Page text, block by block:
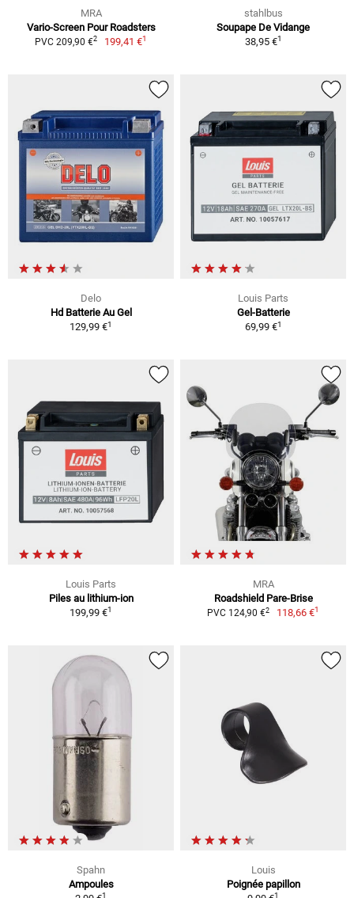
MRA
Vario-Screen Pour Roadsters
PVC 209,90 €2 199,41 €1
stahlbus
Soupape De Vidange
38,95 €1
Delo
Hd Batterie Au Gel
129,99 €1
Louis Parts
Gel-Batterie
69,99 €1
Louis Parts
Piles au lithium-ion
199,99 €1
MRA
Roadshield Pare-Brise
PVC 124,90 €2 118,66 €1
Spahn
Ampoules
1
Louis
Poignée papillon
1